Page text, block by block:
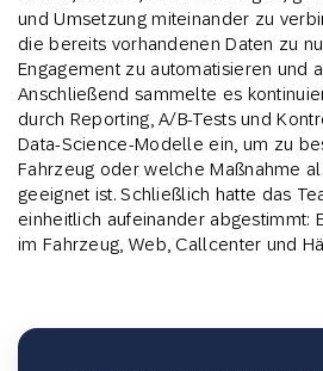
und Umsetzung miteinander zu
die bereits vorhandenen Daten zu
Engagement zu automatisieren und
Anschließend sammelte es
durch Reporting, A/B-Tests und
Data-Science-Modelle ein, um zu
Fahrzeug oder welche Maßnahme
geeignet ist. Schließlich hatte das
einheitlich aufeinander abgestimmt:
im Fahrzeug, Web, Callcenter und